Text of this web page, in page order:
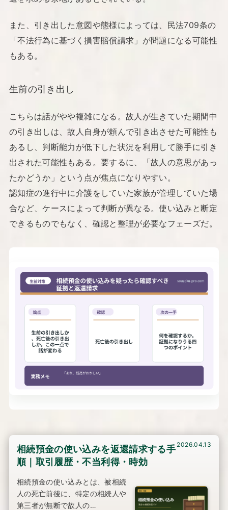
また、引き出した意図や態様によっては、民法709条の
「不法行為に基づく損害賠償請求」が問題になる可能性
もある。
生前の引き出し
こちらは話がやや複雑になる。故人が生きていた期間中
の引き出しは、故人自身が頼んで引き出させた可能性も
あるし、判断能力が低下した状況を利用して勝手に引き
出された可能性もある。要するに、「故人の意思があっ
たかどうか」という点が焦点になりやすい。
認知症の進行中に介護をしていた家族が管理していた場
合など、ケースによって判断が異なる。使い込みと断定
できるものでもなく、確認と整理が必要なフェーズだ。
相続預金の使い込みを返還請求する手
順｜取引履歴・不当利得・時効
相続預金の使い込みとは、被相続
人の死亡前後に、特定の相続人や
第三者が無断で故人の…
2026.04.13